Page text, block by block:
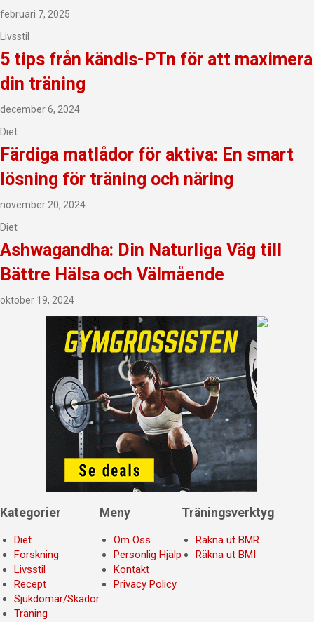
februari 7, 2025
Livsstil
5 tips från kändis-PTn för att maximera
din träning
december 6, 2024
Diet
Färdiga matlådor för aktiva: En smart
lösning för träning och näring
november 20, 2024
Diet
Ashwagandha: Din Naturliga Väg till
Bättre Hälsa och Välmående
oktober 19, 2024
Kategorier
Diet
Forskning
Livsstil
Recept
Sjukdomar/Skador
Träning
Meny
Om Oss
Personlig Hjälp
Kontakt
Privacy Policy
Träningsverktyg
Räkna ut BMR
Räkna ut BMI